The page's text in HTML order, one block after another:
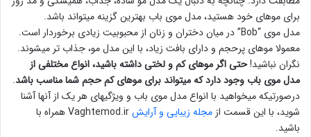
برای موهای خود هستید، مدل موی باب بهترین گزینه میتواند باشد.
مدل موی “Bob” در میان دختران و زنان از محبوبیت زیادی برخوردار است.
معمولا موهای پرحجم و دارای بافت زیاد، با این مدل مو، جذاب تر میشوند.
نگران نباشید!حتی اگر موهای کم و لختی داشته باشید، انواع مختلفی از
مدل موی باب وجود دارد که میتواند برای موهای کم حجم شما مناسب باشد.
درصورتیکه میخواهید با انواع مدل موی باب و ویژگیهای هر یک از آنها آشنا
شوید، با این قسمت از مجله زیبایی و آرایش
Vaghtemod.ir همراه با
باشید.